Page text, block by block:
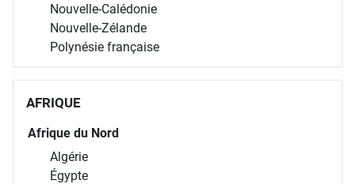
Nouvelle-Calédonie
Nouvelle-Zélande
Polynésie française
AFRIQUE
Afrique du Nord
Algérie
Égypte